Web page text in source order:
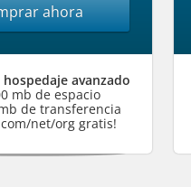
ahora
avanzado
mb de espacio
de transferencia
com/net/org gratis!